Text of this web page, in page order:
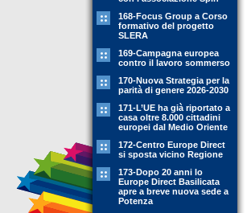
168-Focus Group a Corso
formativo del progetto
SLERA
169-Campagna europea
contro il lavoro sommerso
170-Nuova Strategia per la
parità di genere 2026-2030
171-L’UE ha già riportato a
casa oltre 8.000 cittadini
europei dal Medio Oriente
172-Centro Europe Direct
si sposta vicino Regione
173-Dopo 20 anni lo
Europe Direct Basilicata
apre a breve nuova sede a
Potenza